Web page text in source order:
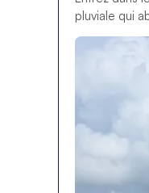
pluviale qui